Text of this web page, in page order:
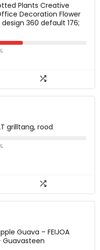
Plants Creative
Decoration Flower
360 default 176;
grilltang, rood
Guava – FEIJOA
Guavasteen